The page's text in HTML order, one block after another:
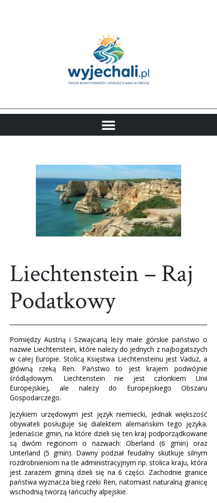
Liechtenstein – Raj
Podatkowy
Pomiędzy Austrią i Szwajcarią leży małe górskie państwo o
nazwie Liechtenstein, które należy do jednych z najbogatszych
w całej Europie. Stolicą Księstwa Liechtensteinu jest Vaduz, a
główną rzeką Ren. Państwo to jest krajem podwójnie
śródlądowym. Liechtenstein nie jest członkiem Unii
Europejskiej, ale należy do Europejskiego Obszaru
Gospodarczego.
Językiem urzędowym jest język niemiecki, jednak większość
obywateli posługuje się dialektem alemańskim tego języka.
Jedenaście gmin, na które dzieli się ten kraj podporządkowane
są dwóm regionom o nazwach: Oberland (6 gmin) oraz
Unterland (5 gmin). Dawny podział feudalny skutkuje silnym
rozdrobnieniom na tle administracyjnym np. stolica kraju, która
jest zarazem gminą dzieli się na 6 części. Zachodnie granice
państwa wyznacza bieg rzeki Ren, natomiast naturalną granicę
wschodnią tworzą łańcuchy alpejskie.